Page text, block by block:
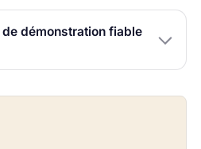
démonstration fiable